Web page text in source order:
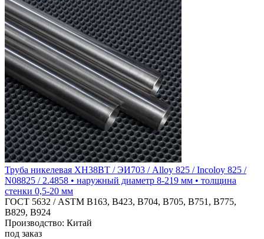
Труба никелевая ХН38ВТ / ЭИ703 / Alloy 825 / Incoloy 825 /
N08825 / 2.4858 • наружный диаметр 8-219 мм • толщина
стенки 0,5-20 мм
ГОСТ 5632 / ASTM B163, B423, B704, B705, B751, B775,
B829, B924
Производство: Китай
под заказ